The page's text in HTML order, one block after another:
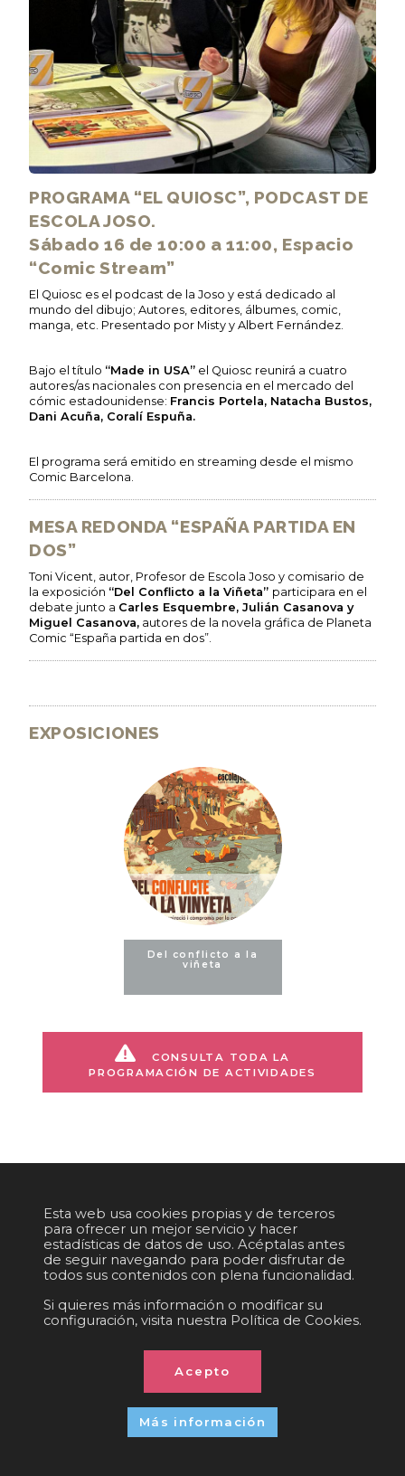
PROGRAMA “EL QUIOSC”, PODCAST DE
ESCOLA JOSO.
Sábado 16 de 10:00 a 11:00, Espacio
“Comic Stream”
El Quiosc es el podcast de la Joso y está dedicado al
mundo del dibujo; Autores, editores, álbumes, comic,
manga, etc. Presentado por Misty y Albert Fernández.
Bajo el título “Made in USA” el Quiosc reunirá a cuatro
autores/as nacionales con presencia en el mercado del
cómic estadounidense: Francis Portela, Natacha Bustos,
Dani Acuña, Coralí Espuña.
El programa será emitido en streaming desde el mismo
Comic Barcelona.
MESA REDONDA “ESPAÑA PARTIDA EN
DOS”
Toni Vicent, autor, Profesor de Escola Joso y comisario de
la exposición “Del Conflicto a la Viñeta” participara en el
debate junto a Carles Esquembre, Julián Casanova y
Miguel Casanova, autores de la novela gráfica de Planeta
Comic “España partida en dos”.
EXPOSICIONES
Del conflicto a la
viñeta
CONSULTA TODA LA
PROGRAMACIÓN DE ACTIVIDADES
|
POLÍTICA DE REDES SOCIALES | CONTACTO
Organizado por:
C/. València, 279
08009 Barcelona (Spain)
info@ficomic.com
Esta web usa cookies propias y de terceros
para ofrecer un mejor servicio y hacer
estadísticas de datos de uso. Acéptalas antes
de seguir navegando para poder disfrutar de
todos sus contenidos con plena funcionalidad.
Si quieres más información o modificar su
configuración, visita nuestra Política de Cookies.
Acepto
Más información